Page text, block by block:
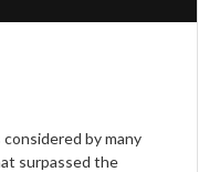
by many
surpassed the